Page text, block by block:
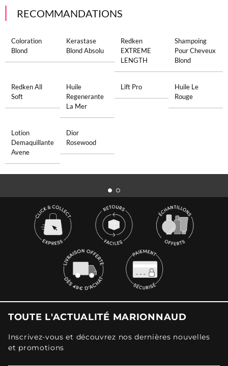
RECOMMANDATIONS
Coloration
Blond
Kerastase
Blond Absolu
Redken
EXTREME
LENGTH
Shampoing
Pour Cheveux
Blond
Redken All
Soft
Huile
Regenerante
La Mer
Lift Pro
Huile Le
Rouge
Lotion
Demaquillante
Avene
Dior
Rosewood
TOUTE L'ACTUALITÉ MARIONNAUD
Inscrivez-vous et découvrez nos dernières nouvelles
et promotions